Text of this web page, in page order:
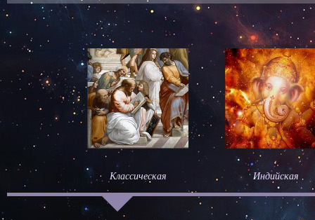
Классическая Индийская